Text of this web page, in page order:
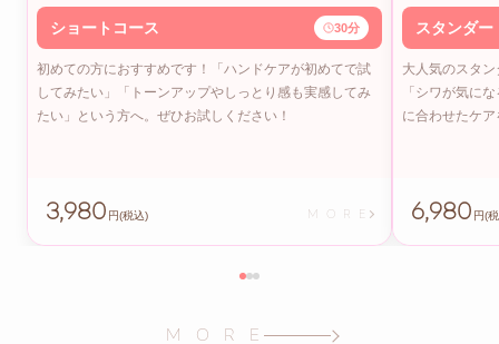
ショートコース 30分
初めての方におすすめです！「ハンドケアが初めてで試
してみたい」「トーンアップやしっとり感も実感してみ
たい」という方へ。ぜひお試しください！
3,980 円(税込) M O R E
スタンダー
大人気のスタ
「シワが気に
に合わせたケ
6,980 円(
M O R E